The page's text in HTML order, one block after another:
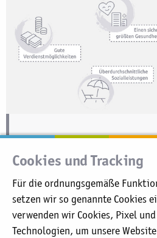
Aktuelle
Alle offenen Stellen der
Karl-Leisner-
Blick.
Cookies und Tracking
Für die ordnungsgemäße
setzen wir so genannte Cookies
verwenden wir Cookies, Pixel
Technologien, um unsere